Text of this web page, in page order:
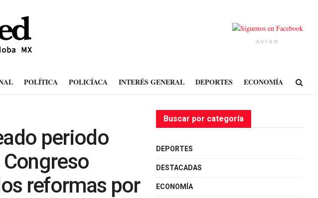
AVISO
POLÍTICA POLICÍACA INTERÉS GENERAL DEPORTES ECONOMÍA
periodo
reformas por
Buscar por categoría
DEPORTES
DESTACADAS
ECONOMÍA